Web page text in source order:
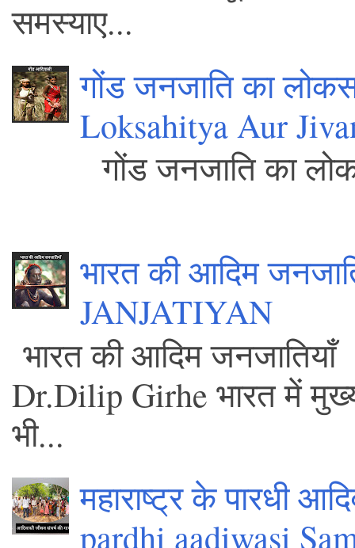
समस्याए...
गोंड जनजाति का
Loksahitya Aur
गोंड जनजाति
भारत की आदिम
JANJATIYAN
भारत की
Dr.Dilip Girhe भारत में
भी...
महाराष्ट्र के पारधी
pardhi aadiwasi